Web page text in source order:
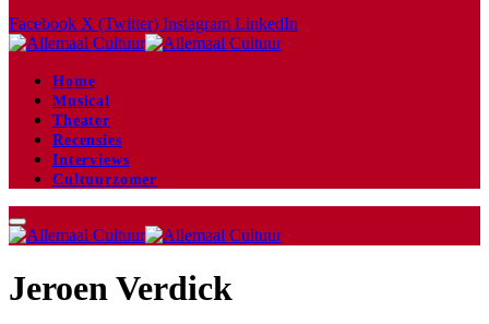
Facebook X (Twitter) Instagram LinkedIn
Home
Musical
Theater
Recensies
Interviews
Cultuurzomer
Jeroen Verdick